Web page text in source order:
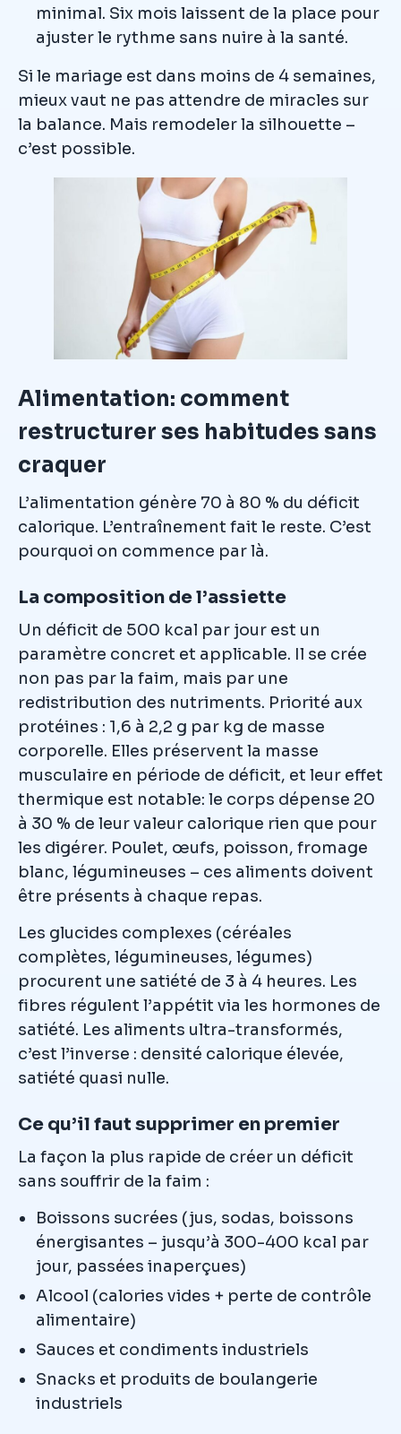
minimal. Six mois laissent de la place pour
ajuster le rythme sans nuire à la santé.
Si le mariage est dans moins de 4 semaines,
mieux vaut ne pas attendre de miracles sur
la balance. Mais remodeler la silhouette –
c’est possible.
Alimentation: comment
restructurer ses habitudes sans
craquer
L’alimentation génère 70 à 80 % du déficit
calorique. L’entraînement fait le reste. C’est
pourquoi on commence par là.
La composition de l’assiette
Un déficit de 500 kcal par jour est un
paramètre concret et applicable. Il se crée
non pas par la faim, mais par une
redistribution des nutriments. Priorité aux
protéines : 1,6 à 2,2 g par kg de masse
corporelle. Elles préservent la masse
musculaire en période de déficit, et leur effet
thermique est notable: le corps dépense 20
à 30 % de leur valeur calorique rien que pour
les digérer. Poulet, œufs, poisson, fromage
blanc, légumineuses – ces aliments doivent
être présents à chaque repas.
Les glucides complexes (céréales
complètes, légumineuses, légumes)
procurent une satiété de 3 à 4 heures. Les
fibres régulent l’appétit via les hormones de
satiété. Les aliments ultra-transformés,
c’est l’inverse : densité calorique élevée,
satiété quasi nulle.
Ce qu’il faut supprimer en premier
La façon la plus rapide de créer un déficit
sans souffrir de la faim :
Boissons sucrées (jus, sodas, boissons
énergisantes – jusqu’à 300-400 kcal par
jour, passées inaperçues)
Alcool (calories vides + perte de contrôle
alimentaire)
Sauces et condiments industriels
Snacks et produits de boulangerie
industriels